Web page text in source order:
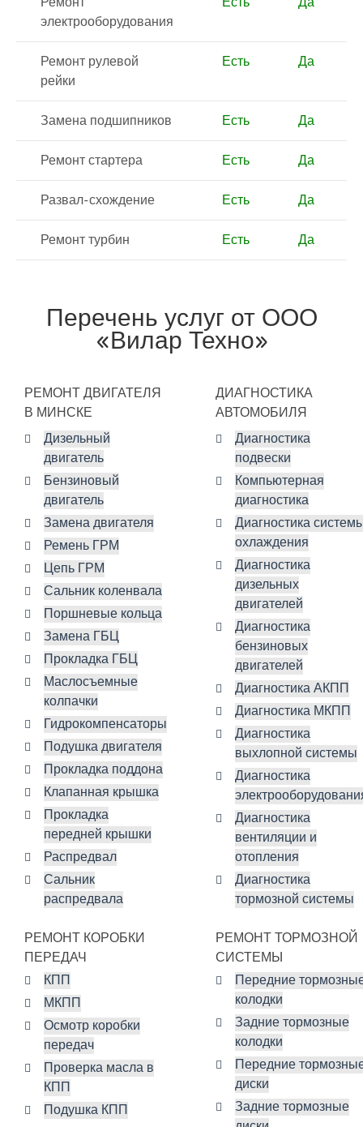
электрооборудования
Ремонт рулевой
рейки
Есть Да
Замена подшипников Есть Да
Ремонт стартера Есть Да
Развал-схождение Есть Да
Ремонт турбин Есть Да
Перечень услуг от ООО
«Вилар Техно»
РЕМОНТ ДВИГАТЕЛЯ
В МИНСКЕ
Дизельный
двигатель
Бензиновый
двигатель
Замена двигателя
Ремень ГРМ
Цепь ГРМ
Сальник коленвала
Поршневые кольца
Замена ГБЦ
Прокладка ГБЦ
Маслосъемные
колпачки
Гидрокомпенсаторы
Подушка двигателя
Прокладка поддона
Клапанная крышка
Прокладка
передней крышки
Распредвал
Сальник
распредвала
РЕМОНТ КОРОБКИ
ПЕРЕДАЧ
КПП
МКПП
Осмотр коробки
передач
Проверка масла в
КПП
Подушка КПП
ДИАГНОСТИКА
АВТОМОБИЛЯ
Диагностика
подвески
Компьютерная
диагностика
Диагностика
охлаждения
Диагностика
дизельных
двигателей
Диагностика
бензиновых
двигателей
Диагностика АКПП
Диагностика МКПП
Диагностика
выхлопной системы
Диагностика
Диагностика
вентиляции и
отопления
Диагностика
тормозной системы
РЕМОНТ ТОРМОЗНОЙ
СИСТЕМЫ
Передние
колодки
Задние тормозные
колодки
Передние
диски
Задние тормозные